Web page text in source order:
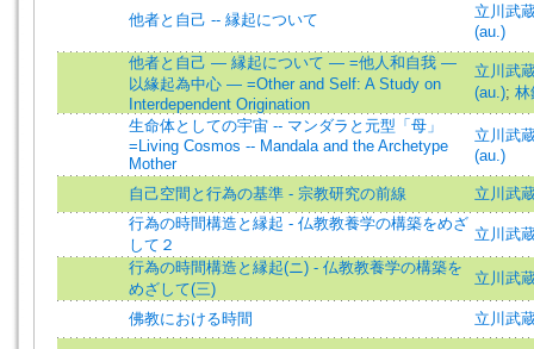
他者と自己 -- 縁起について
立川武
(au.)
他者と自己 — 縁起について — =他人和自我 —
以緣起為中心 — =Other and Self: A Study on
Interdependent Origination
立川武
(au.); 林
生命体としての宇宙 -- マンダラと元型「母」
=Living Cosmos -- Mandala and the Archetype
Mother
立川武
(au.)
自己空間と行為の基準 - 宗教研究の前線
立川武
行為の時間構造と縁起 - 仏教教養学の構築をめざ
して２
立川武
行為の時間構造と縁起(ニ) - 仏教教養学の構築を
めざして(三)
立川武
佛教における時間 立川武